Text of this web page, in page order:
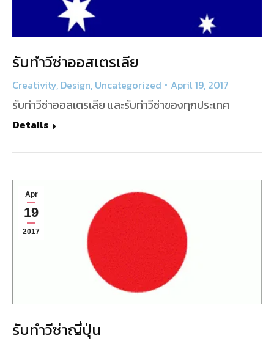
รับทำวีซ่าออสเตรเลีย
Creativity, Design, Uncategorized April 19, 2017
รับทำวีซ่าออสเตรเลีย และรับทำวีซ่าของทุกประเทศ
Details
Apr
19
2017
รับทำวีซ่าญี่ปุ่น